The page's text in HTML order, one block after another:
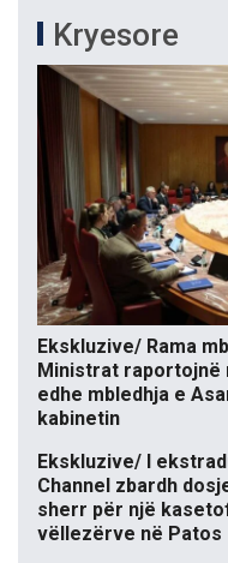
Kryesore
Ekskluzive/ Rama
Ministrat raportojnë
edhe mbledhja e
kabinetin
Ekskluzive/ I
Channel zbardh
sherr për një
vëllezërve në Patos